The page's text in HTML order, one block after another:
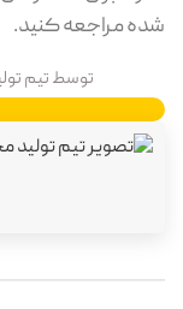
شده مراجعه کنید.
توسطتیم